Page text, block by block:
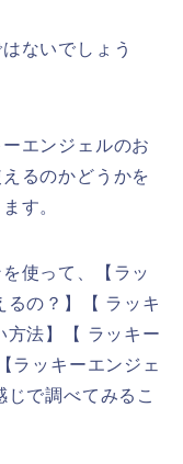
ないでしょう
エンジェルのお
るのかどうかを
す。
使って、【ラッ
の？】【 ラッキ
法】【 ラッキー
ラッキーエンジェ
で調べてみるこ